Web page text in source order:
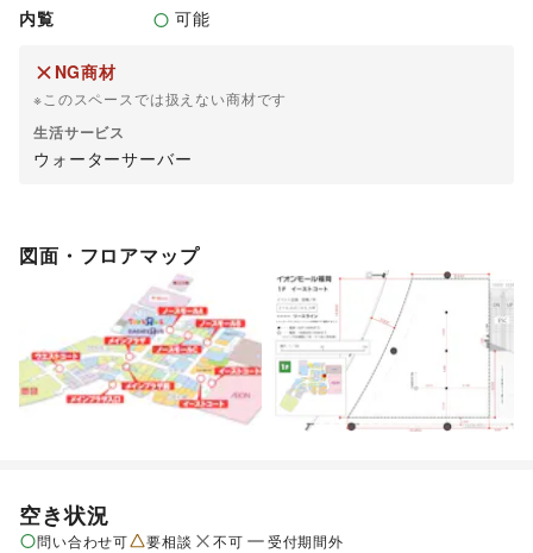
内覧 可能
NG商材
※このスペースでは扱えない商材です
生活サービス
ウォーターサーバー
図面・フロアマップ
空き状況
問い合わせ可 要相談 不可 受付期間外